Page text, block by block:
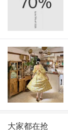
大家都在抢